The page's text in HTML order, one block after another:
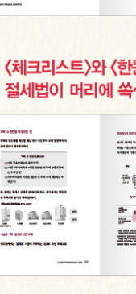
익당한다
계산 전에 조정대상지
동산 공시가격 알리미’
로 알아보는 양도세 계
세 내야 할까?
른 소득과는 합산되지
과세대상일까?
물 양도 시 주의할 점
런 증빙서류 꼭 챙겨두자
수 계획은 연초부터 세워
이익난 부동산과 같은